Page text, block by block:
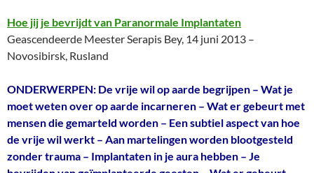
Hoe jij je bevrijdt van Paranormale Implantaten
Geascendeerde Meester Serapis Bey, 14 juni 2013 –
Novosibirsk, Rusland
ONDERWERPEN: De vrije wil op aarde begrijpen – Wat je
moet weten over op aarde incarneren – Wat er gebeurt met
mensen die gemarteld worden – Een subtiel aspect van hoe
de vrije wil werkt – Aan martelingen worden blootgesteld
zonder trauma – Implantaten in je aura hebben – Je